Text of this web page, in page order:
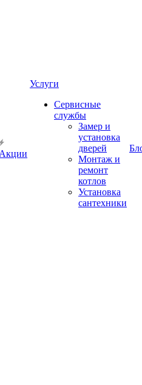
Акции
Услуги
Сервисные
службы
Замер и
установка
дверей
Монтаж и
ремонт
котлов
Установка
сантехники